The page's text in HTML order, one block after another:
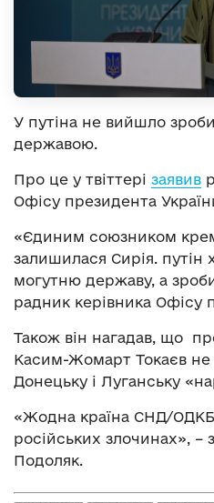
У путіна не вийшло
державою.
Про це у твіттері заявив
Офісу президента
«Єдиним союзником
залишилася Сирія. путін
могутню державу, а
радник керівника Офісу
Також він нагадав, що
Касим-Жомарт Токаєв не
Донецьку і Луганську
«Жодна країна СНД/ОДКБ
російських злочинах», –
Подоляк.